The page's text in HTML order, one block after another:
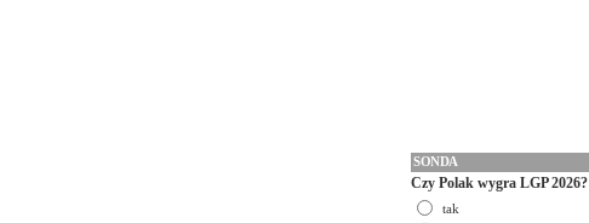
SONDA
Czy Polak wygra LGP 2026?
tak